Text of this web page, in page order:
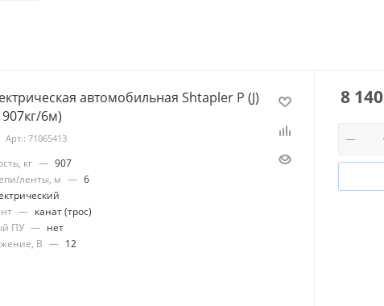
автомобильная Shtapler P (J)
6м)
Арт.: 71065413
кг — 907
ленты, м — 6
— канат (трос)
ПУ — нет
В — 12
8 140